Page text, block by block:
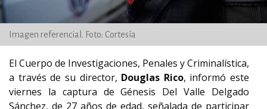
Imagen referencial. Foto: Cortesía
El Cuerpo de Investigaciones, Penales y Criminalística,
a través de su director, Douglas Rico, informó este
viernes la captura de Génesis Del Valle Delgado
Sánchez, de 27 años de edad, señalada de participar